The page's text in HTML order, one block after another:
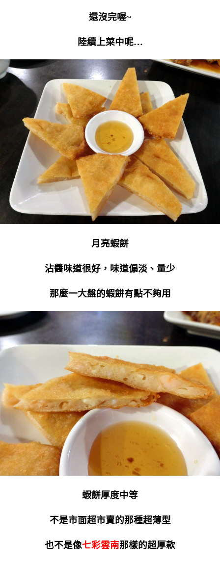
還沒完喔~
陸續上菜中呢…
月亮蝦餅
沾醬味道很好，味道偏淡、量少
那麼一大盤的蝦餅有點不夠用
蝦餅厚度中等
不是市面超市賣的那種超薄型
也不是像七彩雲南那樣的超厚款